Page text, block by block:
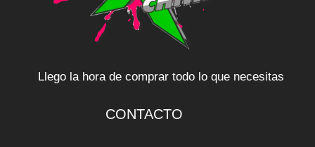
Llego la hora de comprar todo lo que necesitas
CONTACTO